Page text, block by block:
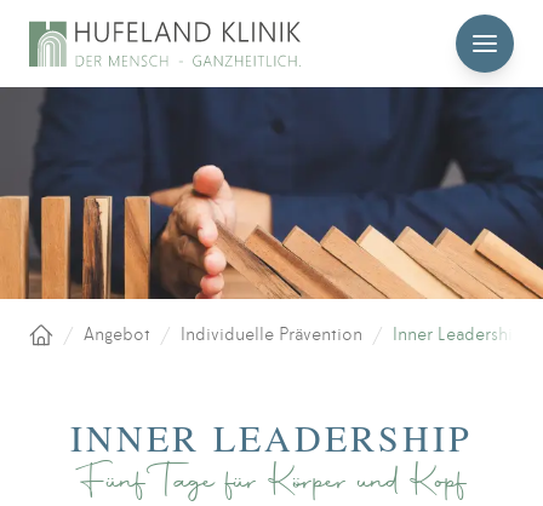
MENÜ
Startseite
/ Angebot / Individuelle Prävention / Inner Leadership
INNER LEADERSHIP
Fünf Tage für Körper und Kopf